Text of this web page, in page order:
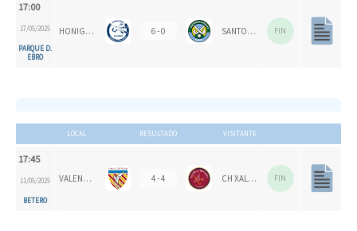
17:00
17/05/2025
PARQUE D.
EBRO
HONIGVÖGEL HH 79 6 - 0 SANTOMERA HC FIN
LOCAL RESULTADO VISITANTE
17:45
11/05/2025
BETERO
VALENCIA CH 4 - 4 CH XALOC FIN